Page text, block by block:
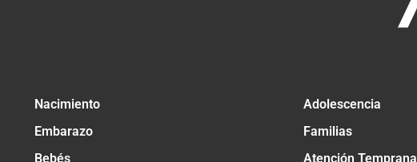
Nacimiento
Embarazo
Bebés
Adolescencia
Familias
Atención Temprana